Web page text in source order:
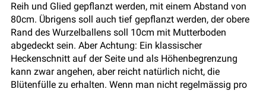
Reih und Glied gepflanzt werden, mit einem Abstand von
80cm. Übrigens soll auch tief gepflanzt werden, der obere
Rand des Wurzelballens soll 10cm mit Mutterboden
abgedeckt sein. Aber Achtung: Ein klassischer
Heckenschnitt auf der Seite und als Höhenbegrenzung
kann zwar angehen, aber reicht natürlich nicht, die
Blütenfülle zu erhalten. Wenn man nicht regelmässig pro